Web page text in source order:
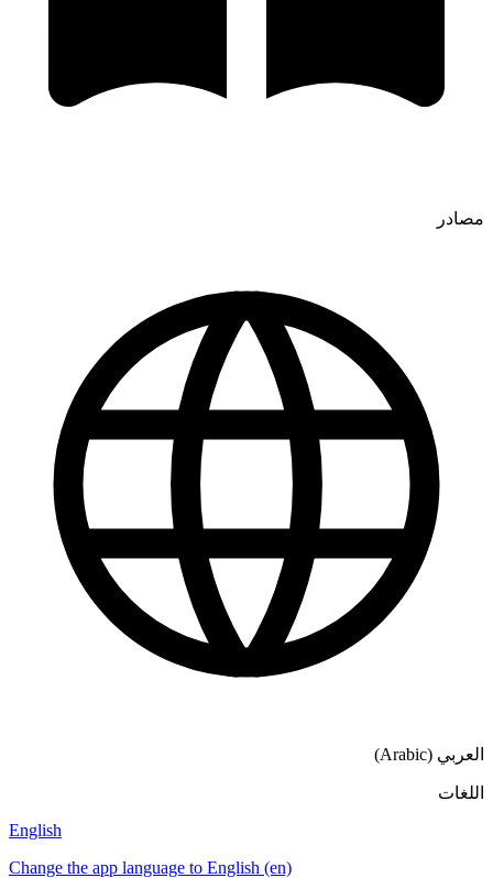
مصادر
العربي (Arabic)
اللغات
English
Change the app language to English (en)